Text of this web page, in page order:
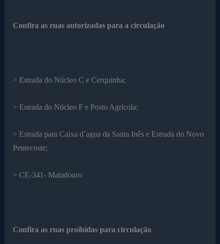
Confira as ruas autorizadas para a circulação
> Estrada do Núcleo C e Cerquinha;
> Estrada do Núcleo F e Posto Agrícola;
> Estrada para Caixa d´agua da Santa Inês e Estrada do Novo
Pentecoste;
> CE-341- Matadouro
Confira as ruas proibidas para circulação